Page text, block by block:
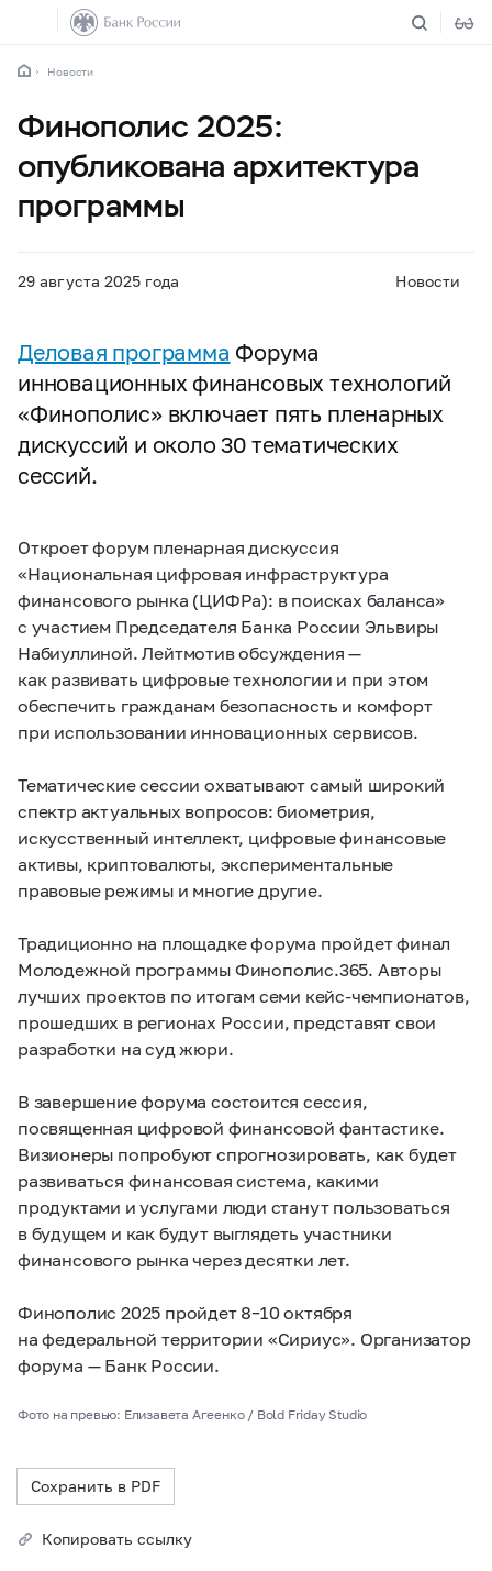
Новости
Финополис 2025:
опубликована архитектура
программы
29 августа 2025 года Новости
Деловая программа Форума
инновационных финансовых технологий
«Финополис» включает пять пленарных
дискуссий и около 30 тематических
сессий.
Откроет форум пленарная дискуссия
«Национальная цифровая инфраструктура
финансового рынка (ЦИФРа): в поисках баланса»
с участием Председателя Банка России Эльвиры
Набиуллиной. Лейтмотив обсуждения —
как развивать цифровые технологии и при этом
обеспечить гражданам безопасность и комфорт
при использовании инновационных сервисов.
Тематические сессии охватывают самый широкий
спектр актуальных вопросов: биометрия,
искусственный интеллект, цифровые финансовые
активы, криптовалюты, экспериментальные
правовые режимы и многие другие.
Традиционно на площадке форума пройдет финал
Молодежной программы Финополис.365. Авторы
лучших проектов по итогам семи кейс-чемпионатов,
прошедших в регионах России, представят свои
разработки на суд жюри.
В завершение форума состоится сессия,
посвященная цифровой финансовой фантастике.
Визионеры попробуют спрогнозировать, как будет
развиваться финансовая система, какими
продуктами и услугами люди станут пользоваться
в будущем и как будут выглядеть участники
финансового рынка через десятки лет.
Финополис 2025 пройдет 8–10октября
на федеральной территории «Сириус». Организатор
форума — Банк России.
Фото на превью: Елизавета Агеенко / Bold Friday Studio
Сохранить в PDF
Копировать ссылку